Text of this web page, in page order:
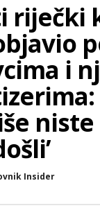
riječki
i
niste
Insider